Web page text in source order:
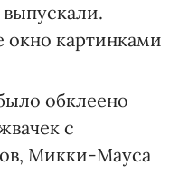
окно картинками
обклеено
с
Микки-Мауса